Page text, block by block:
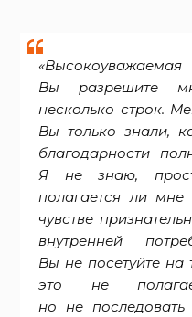
Вы разрешите
несколько строк.
Вы только знали,
благодарности
Я не знаю,
полагается ли
чувстве
внутренней
Вы не посетуйте на
это не
но не последовать